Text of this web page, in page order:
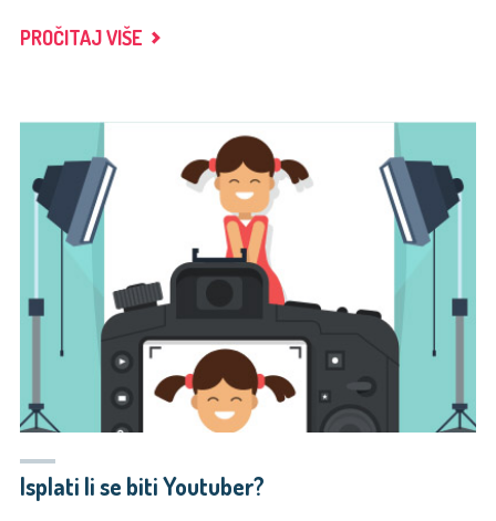
PROČITAJ VIŠE "DOBIVAM
HEJT
KOMENTARA
Isplati li se biti Youtuber?